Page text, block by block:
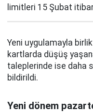
limitleri 15 Şubat
Yeni uygulamayla
kartlarda düşüş
taleplerinde ise daha
bildirildi.
Yeni dönem